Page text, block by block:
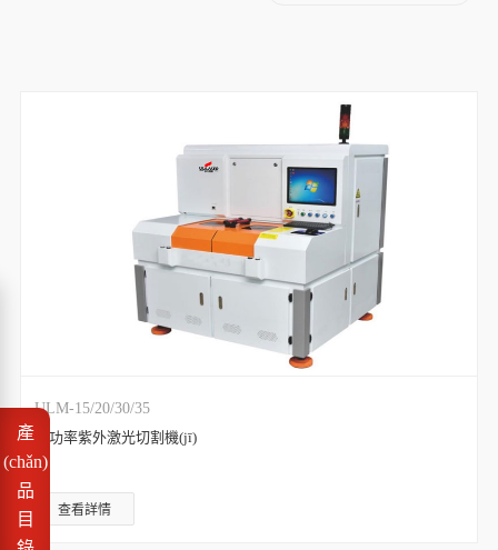
產
(chǎn)
品
目
ULM-15/20/30/35
大功率紫外激光切割機(jī)
查看詳情